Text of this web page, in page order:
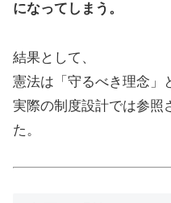
になってしまう。
結果として、
憲法は「守るべき理念」
実際の制度設計では参照
た。